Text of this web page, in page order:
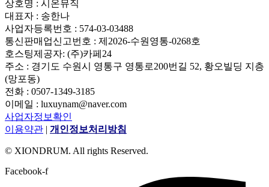
상호명 : 시온뮤직
대표자 : 송한나
사업자등록번호 : 574-03-03488
통신판매업신고번호 : 제2026-수원영통-0268호
호스팅제공자: (주)카페24
주소 : 경기도 수원시 영통구 영통로200번길 52, 황오빌딩 지층
(망포동)
전화 : 0507-1349-3185
이메일 : luxuynam@naver.com
사업자정보확인
이용약관 | 개인정보처리방침
© XIONDRUM. All rights Reserved.
Facebook-f